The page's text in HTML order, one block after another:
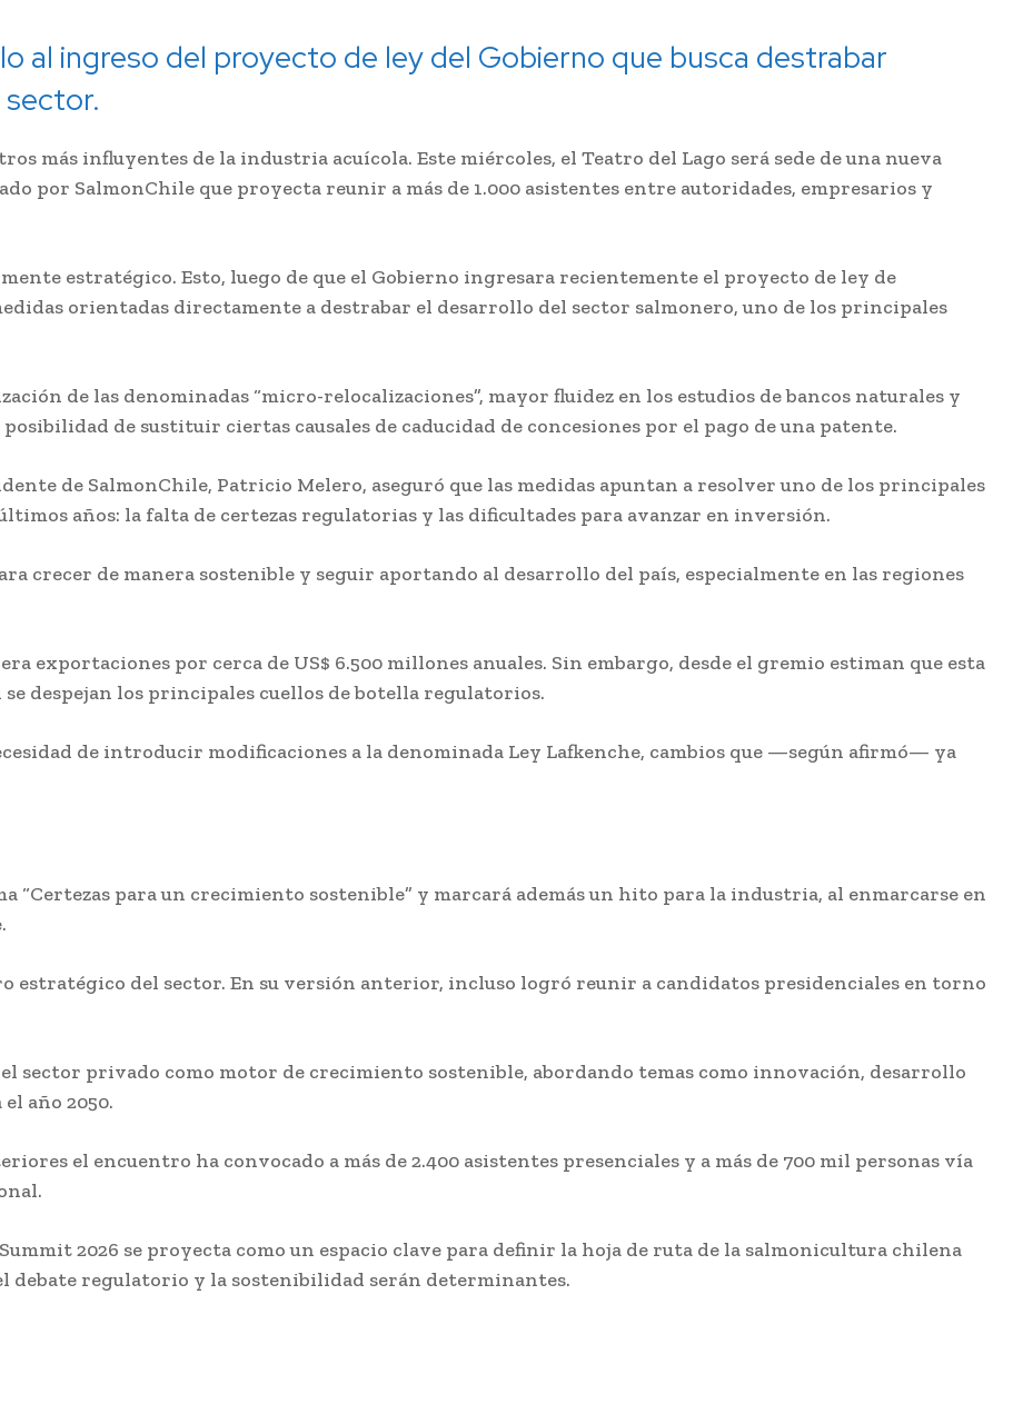
al ingreso del proyecto de ley del Gobierno que busca destrabar
más influyentes de la industria acuícola. Este miércoles, el Teatro del Lago será sede de una nueva
por SalmonChile que proyecta reunir a más de 1.000 asistentes entre autoridades, empresarios y
estratégico. Esto, luego de que el Gobierno ingresara recientemente el proyecto de ley de
orientadas directamente a destrabar el desarrollo del sector salmonero, uno de los principales
de las denominadas “micro-relocalizaciones”, mayor fluidez en los estudios de bancos naturales y
de sustituir ciertas causales de caducidad de concesiones por el pago de una patente.
de SalmonChile, Patricio Melero, aseguró que las medidas apuntan a resolver uno de los principales
años: la falta de certezas regulatorias y las dificultades para avanzar en inversión.
crecer de manera sostenible y seguir aportando al desarrollo del país, especialmente en las regiones
exportaciones por cerca de US$ 6.500 millones anuales. Sin embargo, desde el gremio estiman que esta
despejan los principales cuellos de botella regulatorios.
de introducir modificaciones a la denominada Ley Lafkenche, cambios que —según afirmó— ya
“Certezas para un crecimiento sostenible” y marcará además un hito para la industria, al enmarcarse en
estratégico del sector. En su versión anterior, incluso logró reunir a candidatos presidenciales en torno
sector privado como motor de crecimiento sostenible, abordando temas como innovación, desarrollo
año 2050.
el encuentro ha convocado a más de 2.400 asistentes presenciales y a más de 700 mil personas vía
2026 se proyecta como un espacio clave para definir la hoja de ruta de la salmonicultura chilena
debate regulatorio y la sostenibilidad serán determinantes.